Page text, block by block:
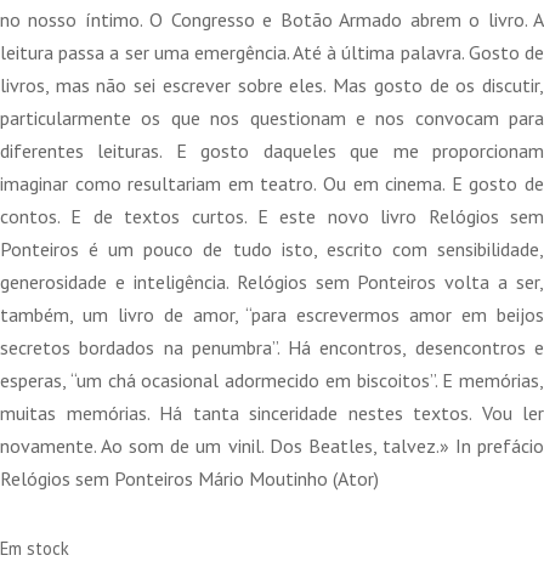
no nosso íntimo. O Congresso e Botão Armado abrem o livro. A
leitura passa a ser uma emergência. Até à última palavra. Gosto de
livros, mas não sei escrever sobre eles. Mas gosto de os discutir,
particularmente os que nos questionam e nos convocam para
diferentes leituras. E gosto daqueles que me proporcionam
imaginar como resultariam em teatro. Ou em cinema. E gosto de
contos. E de textos curtos. E este novo livro Relógios sem
Ponteiros é um pouco de tudo isto, escrito com sensibilidade,
generosidade e inteligência. Relógios sem Ponteiros volta a ser,
também, um livro de amor, “para escrevermos amor em beijos
secretos bordados na penumbra”. Há encontros, desencontros e
esperas, “um chá ocasional adormecido em biscoitos”. E memórias,
muitas memórias. Há tanta sinceridade nestes textos. Vou ler
novamente. Ao som de um vinil. Dos Beatles, talvez.» In prefácio
Relógios sem Ponteiros Mário Moutinho (Ator)
Em stock